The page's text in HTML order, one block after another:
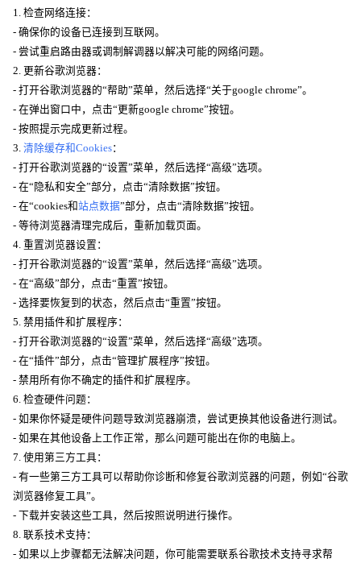
1. 检查网络连接：
- 确保你的设备已连接到互联网。
- 尝试重启路由器或调制解调器以解决可能的网络问题。
2. 更新谷歌浏览器：
- 打开谷歌浏览器的“帮助”菜单，然后选择“关于google chrome”。
- 在弹出窗口中，点击“更新google chrome”按钮。
- 按照提示完成更新过程。
3. 清除缓存和Cookies：
- 打开谷歌浏览器的“设置”菜单，然后选择“高级”选项。
- 在“隐私和安全”部分，点击“清除数据”按钮。
- 在“cookies和站点数据”部分，点击“清除数据”按钮。
- 等待浏览器清理完成后，重新加载页面。
4. 重置浏览器设置：
- 打开谷歌浏览器的“设置”菜单，然后选择“高级”选项。
- 在“高级”部分，点击“重置”按钮。
- 选择要恢复到的状态，然后点击“重置”按钮。
5. 禁用插件和扩展程序：
- 打开谷歌浏览器的“设置”菜单，然后选择“高级”选项。
- 在“插件”部分，点击“管理扩展程序”按钮。
- 禁用所有你不确定的插件和扩展程序。
6. 检查硬件问题：
- 如果你怀疑是硬件问题导致浏览器崩溃，尝试更换其他设备进行测试。
- 如果在其他设备上工作正常，那么问题可能出在你的电脑上。
7. 使用第三方工具：
- 有一些第三方工具可以帮助你诊断和修复谷歌浏览器的问题，例如“谷歌
浏览器修复工具”。
- 下载并安装这些工具，然后按照说明进行操作。
8. 联系技术支持：
- 如果以上步骤都无法解决问题，你可能需要联系谷歌技术支持寻求帮